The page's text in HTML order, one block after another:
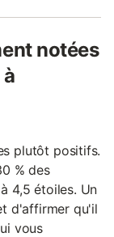
notées
plutôt positifs.
% des
4,5 étoiles. Un
d'affirmer qu'il
vous